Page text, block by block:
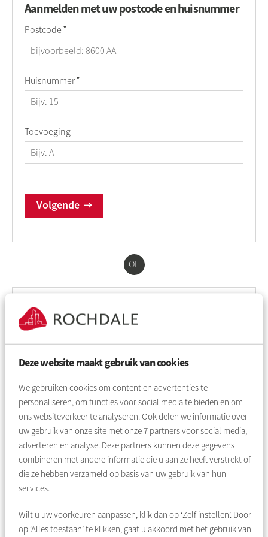
Deze website maakt gebruik van cookies
We gebruiken cookies om content en advertenties te
personaliseren, om functies voor social media te bieden en om
ons websiteverkeer te analyseren. Ook delen we informatie over
uw gebruik van onze site met onze7 partners voor social media,
adverteren en analyse. Deze partners kunnen deze gegevens
combineren met andere informatie die u aan ze heeft verstrekt of
die ze hebben verzameld op basis van uw gebruik van hun
services.
Wilt u uw voorkeuren aanpassen, klik dan op ‘Zelf instellen’. Door
op ‘Alles toestaan’ te klikken, gaat u akkoord met het gebruik van
Aanmelden met uw postcode en huisnummer
Postcode *
Huisnummer *
Toevoeging
Volgende
OF
Inloggen met uw Mijn Rochdale account
Gebruikersnaam Verplicht veld
Toon
Inloggen
Wachtwoord vergeten